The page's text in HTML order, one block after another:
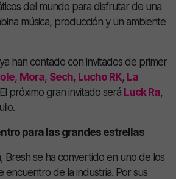
del mundo para disfrutar de una
música, producción y un ambiente
han contado con invitados de primer
, Mora, Sech, Lucho RK, La
próximo gran invitado será Luck Ra,
para las grandes estrellas
Bresh se ha convertido en uno de los
encuentro de la industria. Por sus